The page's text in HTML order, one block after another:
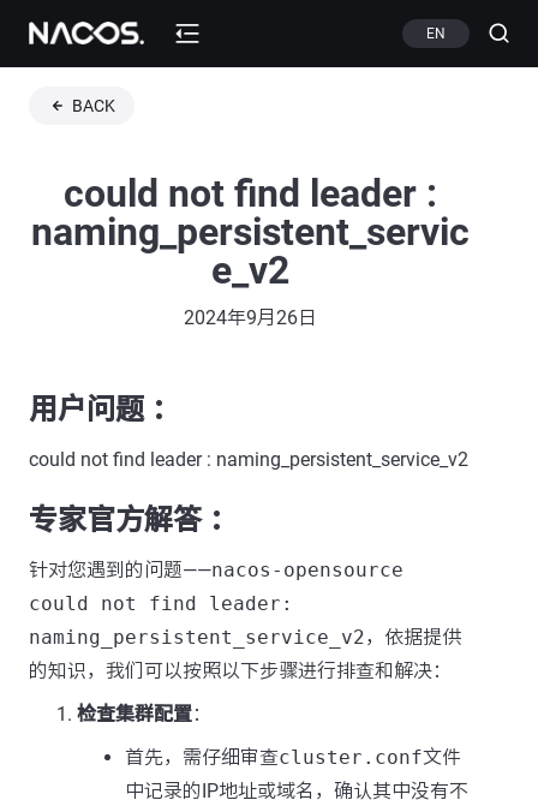
EN
BACK
could not find leader :
naming_persistent_servic
e_v2
2024年9月26日
用户问题 ：
could not find leader : naming_persistent_service_v2
专家官方解答 ：
针对您遇到的问题——nacos-opensource
could not find leader:
naming_persistent_service_v2，依据提供
的知识，我们可以按照以下步骤进行排查和解决：
检查集群配置：
首先，需仔细审查cluster.conf文件
中记录的IP地址或域名，确认其中没有不